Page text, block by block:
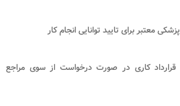
معتبر برای تایید توانایی انجام کار
قرارداد کاری در صورت درخواست از سوی مراجع